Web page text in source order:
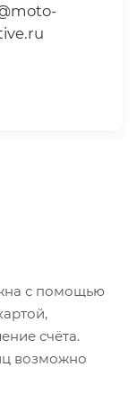
с помощью
счёта.
возможно